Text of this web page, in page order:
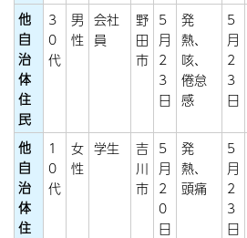
他
自
治
体
住
民
3
0
代
男
性
会社
員
野
田
市
5
月
2
3
日
発
熱、
咳、
倦怠
感
5
月
2
3
日
他
自
治
体
住
1
0
代
女
性
学生
吉
川
市
5
月
2
0
日
発
熱、
頭痛
5
月
2
3
日